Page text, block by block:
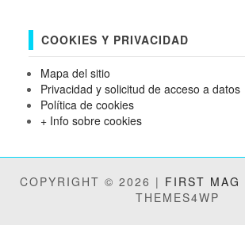
COOKIES Y PRIVACIDAD
Mapa del sitio
Privacidad y solicitud de acceso a datos
Política de cookies
+ Info sobre cookies
COPYRIGHT © 2026 | FIRST MAG
THEMES4WP